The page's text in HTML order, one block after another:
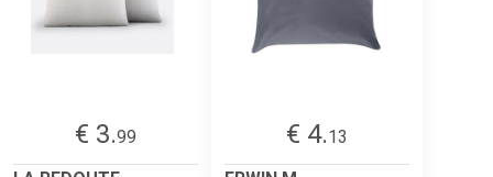
€ 3.99
€ 4.13